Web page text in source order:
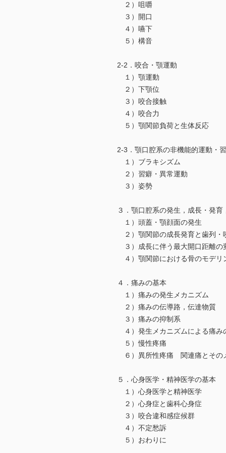
２）咀嚼
３）開口
４）嚥下
５）構音
2-2．咬合・顎運動
１）顎運動
２）下顎位
３）咬合接触
４）咬合力
５）顎関節負荷と生体反応
2-3．顎口腔系の非機能的運動・
１）ブラキシズム
２）習癖・異常運動
３）姿勢
３．顎口腔系の発生，成長・発育
１）頭蓋・顎顔面の発生
２）顎関節の成長発育と歯列・
３）成長に伴う最大開口距離の
４）顎関節における骨のモデリ
４．痛みの基本
１）痛みの発生メカニズム
２）痛みの伝導路，伝達物質
３）痛みの抑制系
４）発生メカニズムによる痛み
５）慢性疼痛
６）異所性疼痛 関連痛とその
５．心身医学・精神医学の基本
１）心身医学と精神医学
２）心身症と歯科心身症
３）咬合違和感症候群
４）不定愁訴
５）おわりに